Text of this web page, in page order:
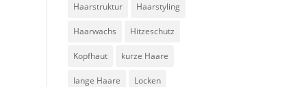
Haarstruktur Haarstyling
Haarwachs Hitzeschutz
Kopfhaut kurze Haare
lange Haare Locken